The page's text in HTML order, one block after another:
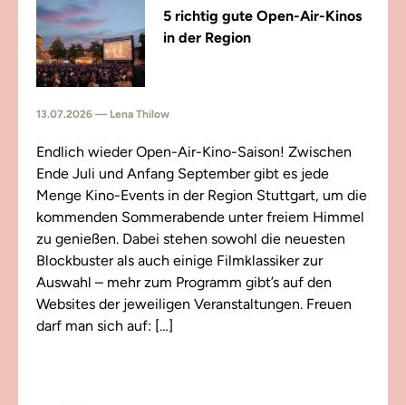
5 richtig gute Open-Air-Kinos
in der Region
13.07.2026 — Lena Thilow
Endlich wieder Open-Air-Kino-Saison! Zwischen
Ende Juli und Anfang September gibt es jede
Menge Kino-Events in der Region Stuttgart, um die
kommenden Sommerabende unter freiem Himmel
zu genießen. Dabei stehen sowohl die neuesten
Blockbuster als auch einige Filmklassiker zur
Auswahl – mehr zum Programm gibt’s auf den
Websites der jeweiligen Veranstaltungen. Freuen
darf man sich auf: […]